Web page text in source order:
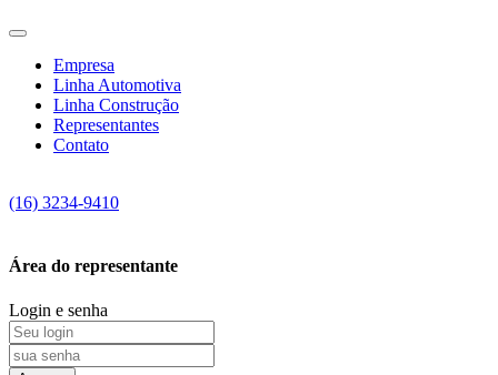
Empresa
Linha Automotiva
Linha Construção
Representantes
Contato
(16) 3234-9410
Área do representante
Login e senha